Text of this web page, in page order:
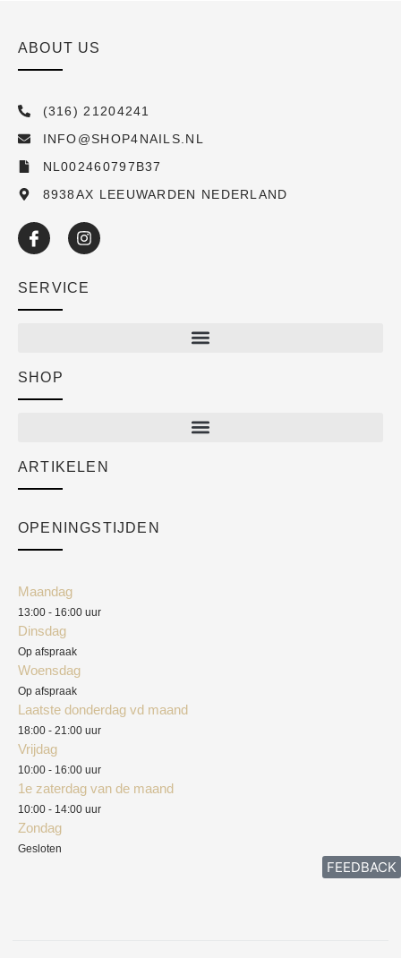
ABOUT US
(316) 21204241
INFO@SHOP4NAILS.NL
NL002460797B37
8938AX LEEUWARDEN NEDERLAND
SERVICE
Academy
SHOP
ARTIKELEN
OPENINGSTIJDEN
Maandag
13:00 - 16:00 uur
Dinsdag
Op afspraak
Woensdag
Op afspraak
Laatste donderdag vd maand
18:00 - 21:00 uur
Vrijdag
10:00 - 16:00 uur
1e zaterdag van de maand
10:00 - 14:00 uur
Zondag
Gesloten
FEEDBACK